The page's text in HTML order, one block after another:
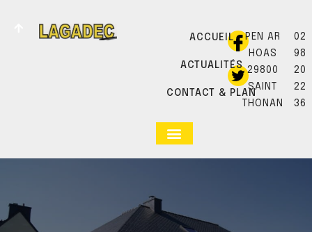
ACCUEIL
ACTUALITÉS
CONTACT & PLAN
PEN AR
HOAS
29800
SAINT
THONAN
02
98
20
22
36